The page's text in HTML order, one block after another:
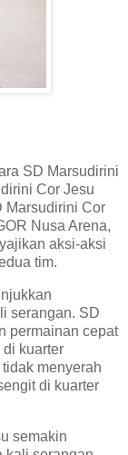
SD Marsudirini
Cor Jesu
Marsudirini Cor
Nusa Arena,
aksi-aksi
tim.
serangan. SD
permainan cepat
kuarter
menyerah
di kuarter
semakin